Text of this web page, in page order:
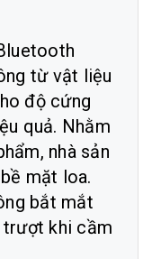
từ vật liệu
độ cứng
quả. Nhằm
nhà sản
mặt loa.
bắt mắt
trượt khi cầm